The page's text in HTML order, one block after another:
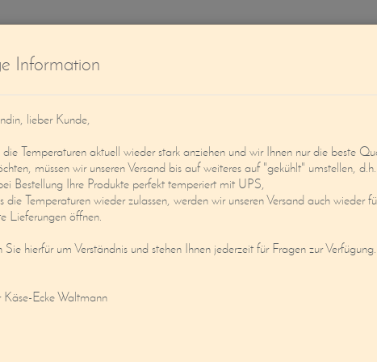
Service
Information
lieber Kunde,
Temperaturen aktuell wieder stark anziehen und wir Ihnen nur die beste
müssen wir unseren Versand bis auf weiteres auf "gekühlt" umstellen,
Bestellung Ihre Produkte perfekt temperiert mit UPS,
die Temperaturen wieder zulassen, werden wir unseren Versand auch wieder
Lieferungen öffnen.
hierfür um Verständnis und stehen Ihnen jederzeit für Fragen zur Verfügung.
Käse-Ecke Waltmann
FERMIER (JUNG)